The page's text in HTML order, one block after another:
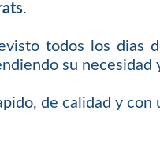
.
todos los dias
su
de calidad y